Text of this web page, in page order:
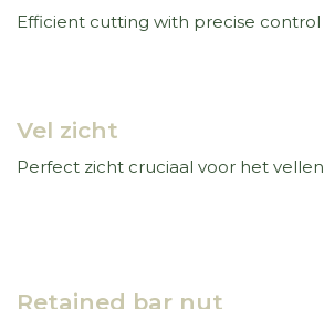
Efficient cutting with precise control
Vel zicht
Perfect zicht cruciaal voor het vellen
Retained bar nut